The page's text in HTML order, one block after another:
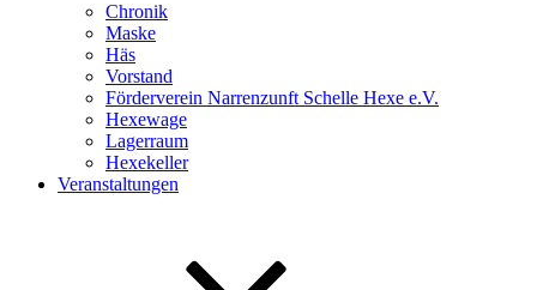
Chronik
Maske
Häs
Vorstand
Förderverein Narrenzunft Schelle Hexe e.V.
Hexewage
Lagerraum
Hexekeller
Veranstaltungen